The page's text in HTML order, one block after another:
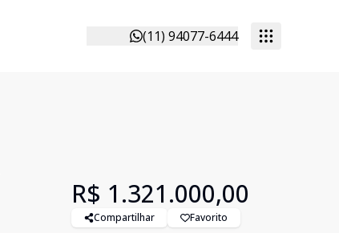
(11) 94077-6444
R$ 1.321.000,00
Compartilhar Favorito